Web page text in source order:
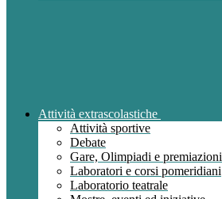
Attività extrascolastiche
Attività sportive
Debate
Gare, Olimpiadi e premiazioni
Laboratori e corsi pomeridiani
Laboratorio teatrale